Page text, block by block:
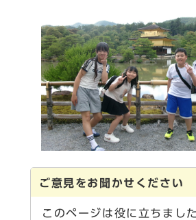
ご意見をお聞かせください
このページは役に立ちまし